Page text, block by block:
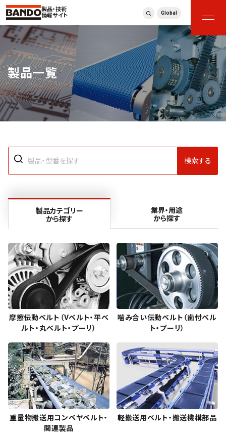
製品・技術
情報サイト
Global
製品一覧
検索する
製品カテゴリー
から探す
業界・用途
から探す
摩擦伝動ベルト（Vベルト・平ベ
ルト・丸ベルト・プーリ）
噛み合い伝動ベルト（歯付ベル
ト・プーリ）
重量物搬送用コンベヤベルト・
関連製品
軽搬送用ベルト・搬送機構部品